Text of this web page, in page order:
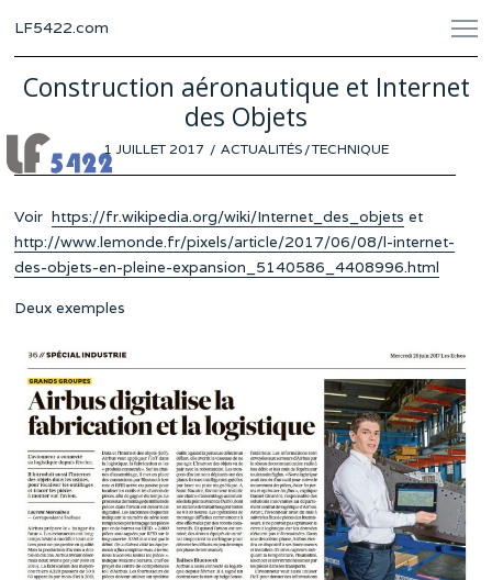
LF5422.com
Construction aéronautique et Internet
des Objets
POSTED
ON
1 JUILLET 2017 ACTUALITÉS /TECHNIQUE
Voirhttps://fr.wikipedia.org/wiki/Internet_des_objets et
http://www.lemonde.fr/pixels/article/2017/06/08/l-internet-
des-objets-en-pleine-expansion_5140586_4408996.html
Deux exemples